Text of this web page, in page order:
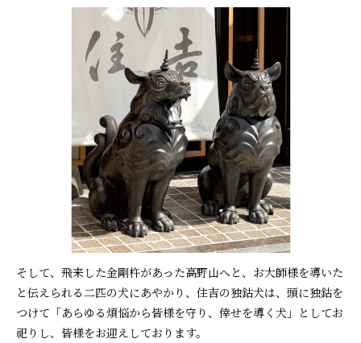
そして、飛来した金剛杵があった高野山へと、お大師様を導いた
と伝えられる二匹の犬にあやかり、住吉の独鈷犬は、頭に独鈷を
つけて「あらゆる煩悩から皆様を守り、倖せを導く犬」としてお
祀りし、皆様をお迎えしております。